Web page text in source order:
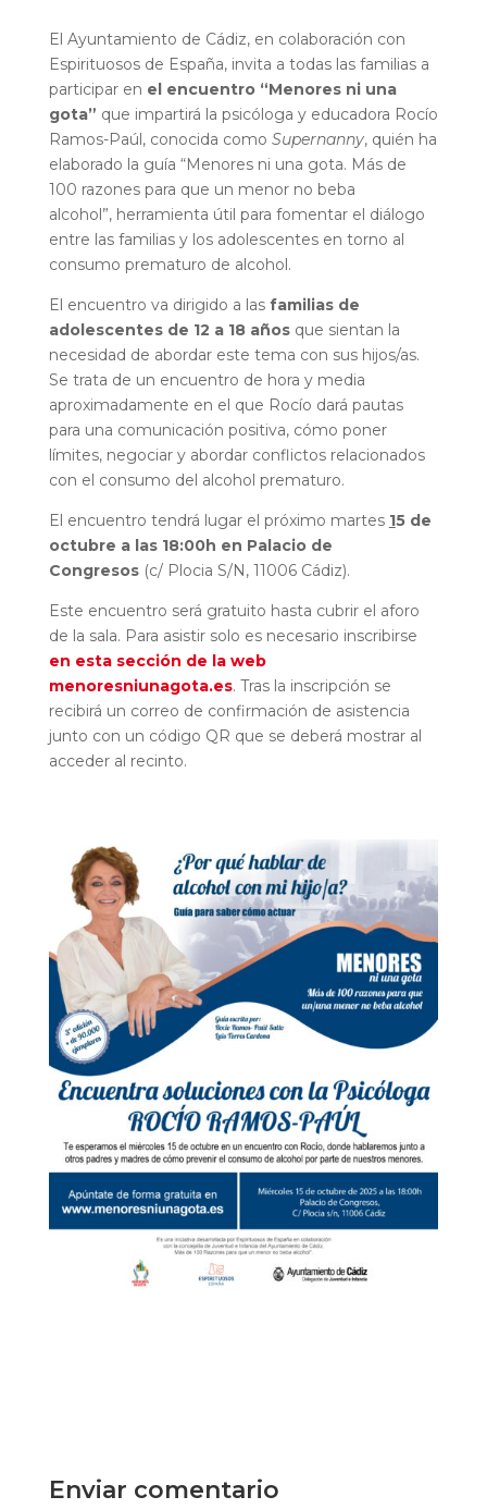
El Ayuntamiento de Cádiz, en colaboración con
Espirituosos de España, invita a todas las familias a
participar en el encuentro “Menores ni una
gota” que impartirá la psicóloga y educadora Rocío
Ramos-Paúl, conocida como Supernanny, quién ha
elaborado la guía “Menores ni una gota. Más de
100 razones para que un menor no beba
alcohol”, herramienta útil para fomentar el diálogo
entre las familias y los adolescentes en torno al
consumo prematuro de alcohol.
El encuentro va dirigido a las familias de
adolescentes de 12 a 18 añosque sientan la
necesidad de abordar este tema con sus hijos/as.
Se trata de un encuentro de hora y media
aproximadamente en el que Rocío dará pautas
para una comunicación positiva, cómo poner
límites, negociar y abordar conflictos relacionados
con el consumo del alcohol prematuro.
El encuentro tendrá lugar el próximo martes 15 de
octubre a las 18:00h en Palacio de
Congresos (c/ Plocia S/N, 11006 Cádiz).
Este encuentro será gratuito hasta cubrir el aforo
de la sala. Para asistir solo es necesario inscribirse
en esta sección de la web
menoresniunagota.es. Tras la inscripción se
recibirá un correo de confirmación de asistencia
junto con un código QR que se deberá mostrar al
acceder al recinto.
Enviar comentario